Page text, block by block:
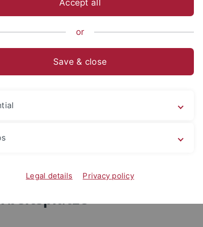
Accept all
or
Save & close
Legal details Privacy policy